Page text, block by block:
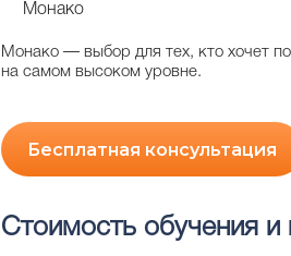
Монако
Монако — выбор для тех, кто хочет
на самом высоком уровне.
Бесплатная консультация
Стоимость обучения и